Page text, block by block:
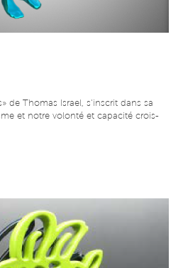
de Thomas Israel, s’inscrit dans sa
et notre volonté et capacité crois-